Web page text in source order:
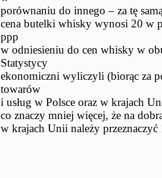
porównaniu do innego – za tę
cena butelki whisky wynosi 20 w
ppp
w odniesieniu do cen whisky w
Statystycy
ekonomiczni wyliczyli (biorąc za
towarów
i usług w Polsce oraz w krajach
co znaczy mniej więcej, że na
w krajach Unii należy przeznaczyć